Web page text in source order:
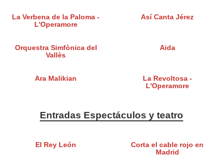
La Verbena de la Paloma -
L'Operamore
Así Canta Jérez
Orquestra Simfònica del
Vallès
Aida
Ara Malikian
La Revoltosa -
L'Operamore
Entradas Espectáculos y teatro
El Rey León
Corta el cable rojo en
Madrid